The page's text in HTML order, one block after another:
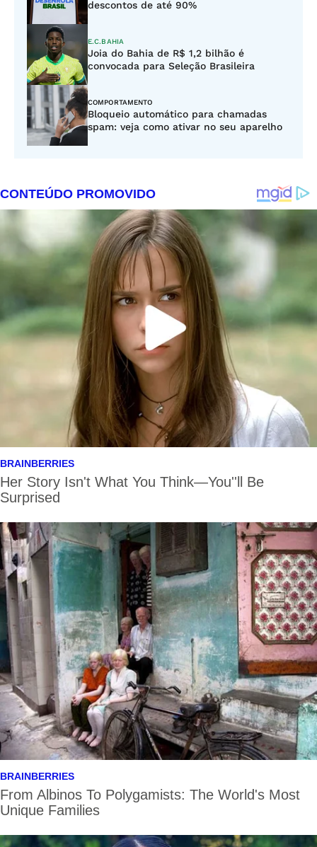
descontos de até 90%
E.C.BAHIA
Joia do Bahia de R$ 1,2 bilhão é
convocada para Seleção Brasileira
COMPORTAMENTO
Bloqueio automático para chamadas
spam: veja como ativar no seu aparelho